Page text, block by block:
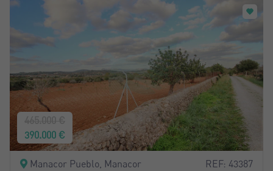
390.000 €
Manacor Pueblo, Manacor REF: 43387